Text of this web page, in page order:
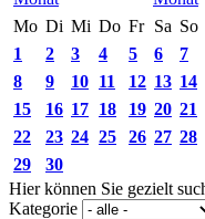
Mo Di Mi Do Fr Sa So
1
2 3 4 5 6
7
8
9 10 11 12 13 14
15
16 17 18 19 20 21
22
23 24 25 26 27 28
29
30
Hier können Sie gezielt
Kategorie